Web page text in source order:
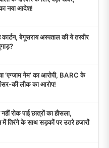
का नया आदेश!
बेगूसराय अस्पताल की ये तस्वीर
‘एग्जाम गेम’ का आरोपी, BARC के
की लीक का आरोप!
रोक पाई छात्रों का हौसला,
के साथ सड़कों पर उतरे हजारों